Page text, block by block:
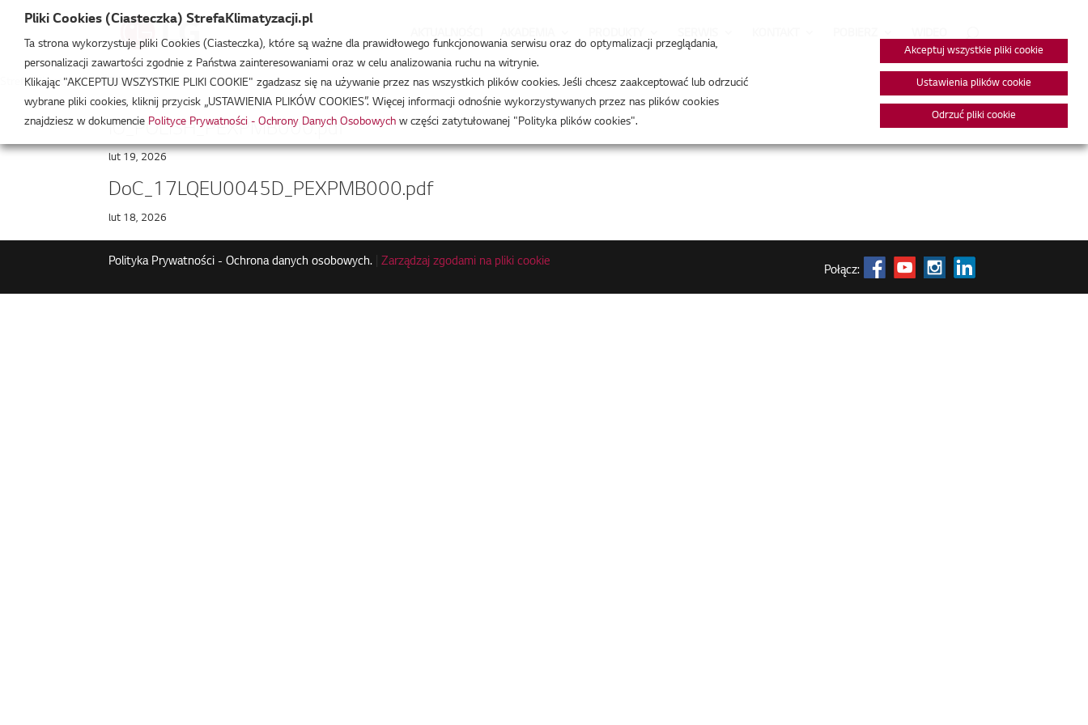
Strefa Klimatyzacji /PEXPMB000
IO_POLISH_PEXPMB000.pdf
lut 19, 2026
DoC_17LQEU0045D_PEXPMB000.pdf
lut 18, 2026
Polityka Prywatności - Ochrona danych osobowych. |Zarządzaj zgodami na pliki cookie
Połącz:
Pliki Cookies (Ciasteczka) StrefaKlimatyzacji.pl
Ta strona wykorzystuje pliki Cookies (Ciasteczka), które są ważne dla prawidłowego funkcjonowania serwisu oraz do optymalizacji przeglądania,
personalizacji zawartości zgodnie z Państwa zainteresowaniami oraz w celu analizowania ruchu na witrynie.
Klikając "AKCEPTUJ WSZYSTKIE PLIKI COOKIE" zgadzasz się na używanie przez nas wszystkich plików cookies. Jeśli chcesz zaakceptować lub odrzucić
wybrane pliki cookies, kliknij przycisk „USTAWIENIA PLIKÓW COOKIES”. Więcej informacji odnośnie wykorzystywanych przez nas plików cookies
znajdziesz w dokumencie Polityce Prywatności - Ochrony Danych Osobowych w części zatytułowanej "Polityka plików cookies".
Akceptuj wszystkie pliki cookie
Ustawienia plików cookie
Odrzuć pliki cookie